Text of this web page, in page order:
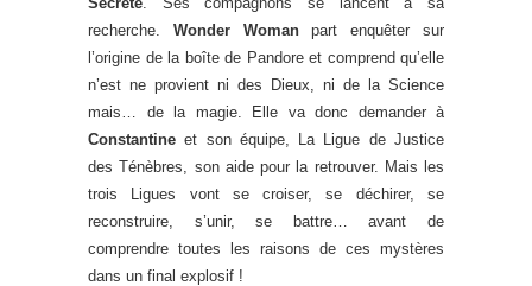
recherche.
Wonder Womanpart enquêter sur
l’origine de la boîte de Pandore et comprend qu’elle
n’est ne provient ni des Dieux, ni de la Science
mais… de la magie. Elle va donc demander à
Constantine et son équipe, La Ligue de Justice
des Ténèbres, son aide pour la retrouver. Mais les
trois Ligues vont se croiser, se déchirer, se
reconstruire, s’unir, se battre… avant de
comprendre toutes les raisons de ces mystères
dans un final explosif !